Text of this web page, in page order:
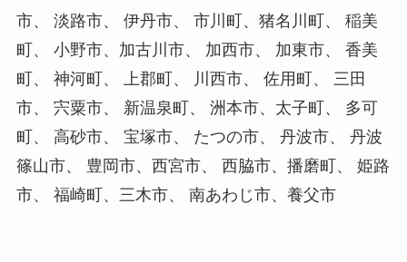
市、 淡路市、 伊丹市、 市川町、猪名川町、 稲美
町、 小野市、加古川市、 加西市、 加東市、 香美
町、 神河町、 上郡町、 川西市、 佐用町、 三田
市、 宍粟市、 新温泉町、 洲本市、太子町、 多可
町、 高砂市、 宝塚市、 たつの市、 丹波市、 丹波
篠山市、 豊岡市、西宮市、 西脇市、播磨町、 姫路
市、 福崎町、三木市、 南あわじ市、養父市